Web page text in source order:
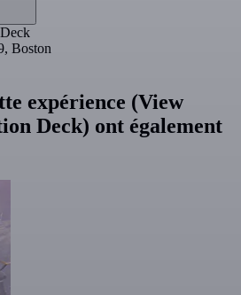
Boston
expérience (View
Deck) ont également